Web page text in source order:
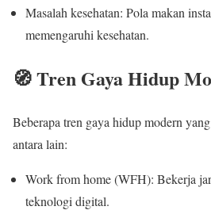
Masalah kesehatan: Pola makan
memengaruhi kesehatan.
🧭 Tren Gaya Hidup
Beberapa tren gaya hidup modern
antara lain:
Work from home (WFH): Bekerja
teknologi digital.